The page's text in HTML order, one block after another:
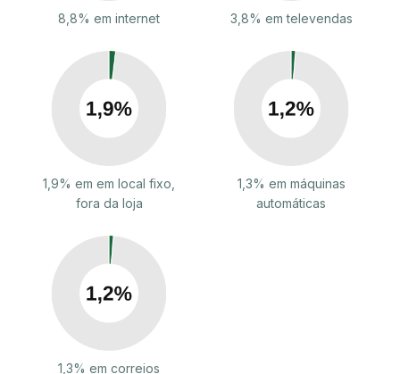
8,8% em internet 3,8% em televendas
1,9% em em local fixo,
fora da loja
1,3% em máquinas
automáticas
1,3% em correios